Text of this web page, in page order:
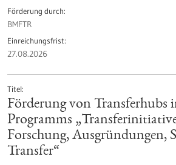
Förderung durch
BMFTR
Einreichungsfrist
27.08.2026
Titel
Förderung von Transferhubs
Programms
Forschung, Ausgründungen,
Transfer“